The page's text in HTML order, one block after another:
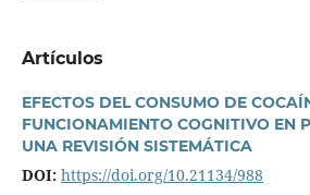
Artí­culos
EFECTOS DEL CONSUMO DE
FUNCIONAMIENTO COGNITIVO EN
UNA REVISIÓN SISTEMÁTICA
DOI: https://doi.org/10.21134/988